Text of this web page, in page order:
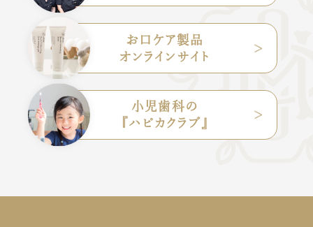
お口ケア製品
オンラインサイト
小児歯科の
『ハピカクラブ』